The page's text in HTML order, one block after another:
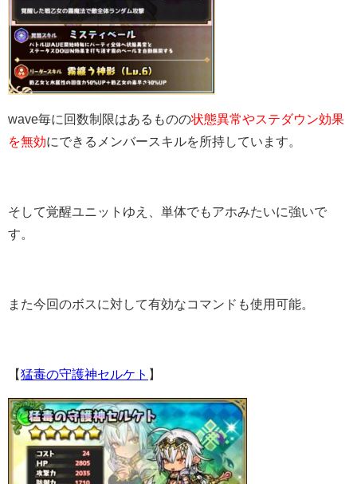
wave毎に回数制限はあるものの状態異常やステダウン効果
を無効にできるメンバースキルを所持しています。
そして覚醒ユニットゆえ、単体でもアホみたいに強いで
す。
また今回のボスに対して有効なコマンドも使用可能。
【猛毒の守護神セルケト 】